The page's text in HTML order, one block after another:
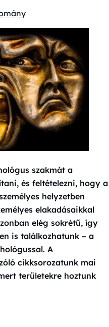
szakmát a
és feltételezni, hogy a
helyzetben
elakadásaikkal
elég sokrétű, így
is találkozhatunk – a
A
cikksorozatunk mai
területekre hoztunk